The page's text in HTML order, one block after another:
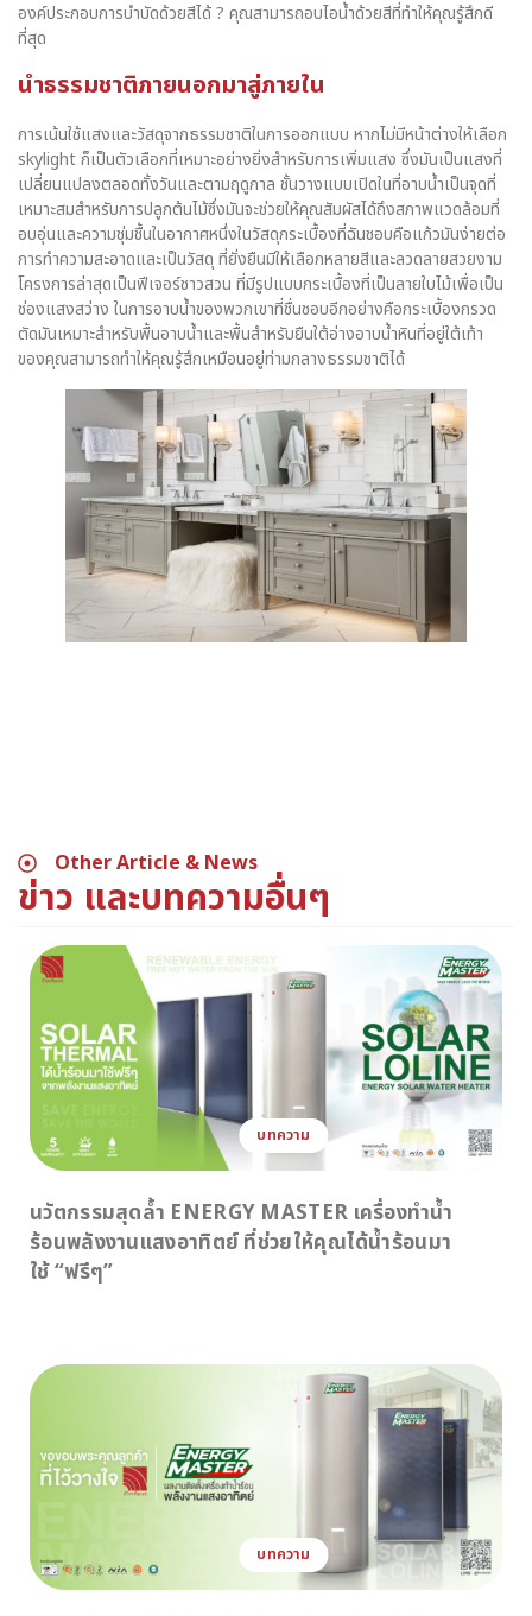
องค์ประกอบการบำบัดด้วยสีได้ ? คุณสามารถอบไอน้ำด้วยสีที่ทำให้คุณรู้สึกดี
ที่สุด
นำธรรมชาติภายนอกมาสู่ภายใน
การเน้นใช้แสงและวัสดุจากธรรมชาติในการออกแบบ หากไม่มีหน้าต่างให้เลือก
skylight ก็เป็นตัวเลือกที่เหมาะอย่างยิ่งสำหรับการเพิ่มแสง ซึ่งมันเป็นแสงที่
เปลี่ยนแปลงตลอดทั้งวันและตามฤดูกาล ชั้นวางแบบเปิดในที่อาบน้ำเป็นจุดที่
เหมาะสมสำหรับการปลูกต้นไม้ซึ่งมันจะช่วยให้คุณสัมผัสได้ถึงสภาพแวดล้อมที่
อบอุ่นและความชุ่มชื้นในอากาศหนึ่งในวัสดุกระเบื้องที่ฉันชอบคือแก้วมันง่ายต่อ
การทำความสะอาดและเป็นวัสดุ ที่ยั่งยืนมีให้เลือกหลายสีและลวดลายสวยงาม
โครงการล่าสุดเป็นฟีเจอร์ชาวสวน ที่มีรูปแบบกระเบื้องที่เป็นลายใบไม้เพื่อเป็น
ช่องแสงสว่าง ในการอาบน้ำของพวกเขาที่ชื่นชอบอีกอย่างคือกระเบื้องกรวด
ตัดมันเหมาะสำหรับพื้นอาบน้ำและพื้นสำหรับยืนใต้อ่างอาบน้ำหินที่อยู่ใต้เท้า
ของคุณสามารถทำให้คุณรู้สึกเหมือนอยู่ท่ามกลางธรรมชาติได้
Other Article & News
ข่าว และบทความอื่นๆ
บทความ
นวัตกรรมสุดล้ำ ENERGY MASTER เครื่องทำน้ำ
ร้อนพลังงานแสงอาทิตย์ ที่ช่วยให้คุณได้น้ำร้อนมา
ใช้ “ฟรีๆ”
บทความ